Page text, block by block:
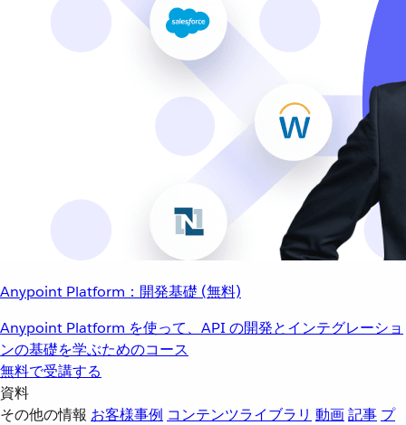
Anypoint Platform：開発基礎 (無料)
Anypoint Platform を使って、API の開発とインテグレーショ
ンの基礎を学ぶためのコース
無料で受講する
資料
その他の情報 お客様事例 コンテンツライブラリ 動画記事 プ